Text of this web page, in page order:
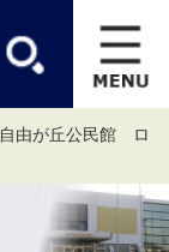
自由が丘公民館 ロ